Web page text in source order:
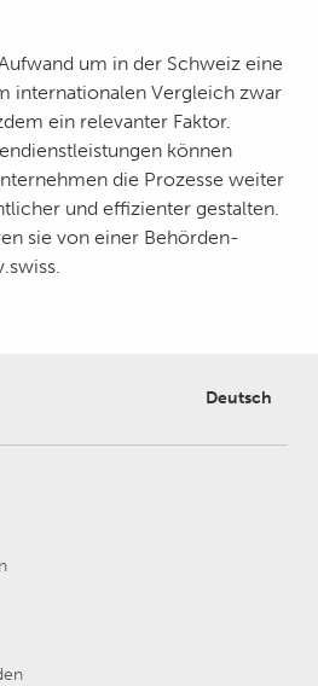
um in der Schweiz eine
internationalen Vergleich zwar
ein relevanter Faktor.
können
die Prozesse weiter
und effizienter gestalten.
sie von einer Behörden-
Deutsch